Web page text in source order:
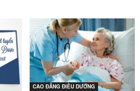
CAO ĐẲNG ĐIỀU DƯỠNG